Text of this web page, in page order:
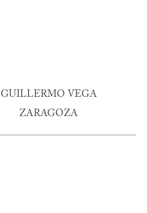
GUILLERMO VEGA
ZARAGOZA